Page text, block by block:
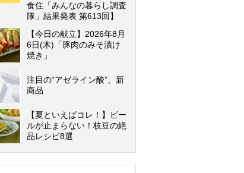
食住「みんなの暮らし調査
隊」結果発表 第613回】
【今日の献立】2026年8月
6日(木)「豚肉のみそ漬け
焼き」
注目の“アゼライン酸”、新
商品
【夏といえばコレ！】ビー
ルが止まらない！枝豆の絶
品レシピ8選